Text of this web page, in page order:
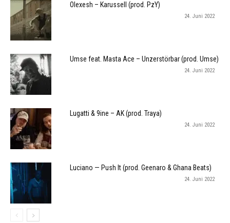
Olexesh – Karussell (prod. PzY)
24. Juni 2022
Umse feat. Masta Ace – Unzerstörbar (prod. Umse)
24. Juni 2022
Lugatti & 9ine – AK (prod. Traya)
24. Juni 2022
Luciano — Push It (prod. Geenaro & Ghana Beats)
24. Juni 2022